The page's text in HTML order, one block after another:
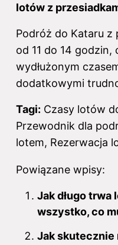
lotów z
Podróż do Kataru z
od 11 do 14 godzin,
wydłużonym
dodatkowymi
Tagi: Czasy lotów
Przewodnik dla
lotem, Rezerwacja
Powiązane wpisy:
Jak długo trwa
wszystko, co
Jak skutecznie